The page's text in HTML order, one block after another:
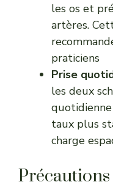
les os et
artères.
praticiens
Prise
les deux
quotidienne
taux plus
charge
Précautions